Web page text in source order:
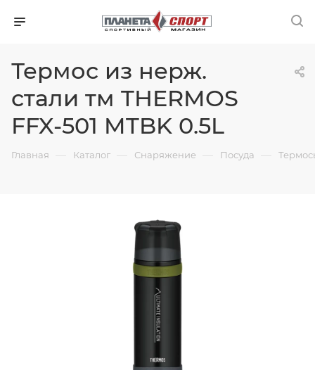
Термос из нерж.
стали тм THERMOS
FFX-501 MTBK 0.5L
Главная — Каталог — Снаряжение — Посуда —